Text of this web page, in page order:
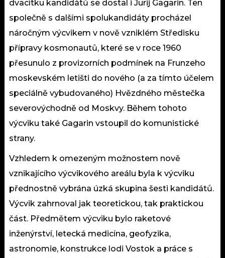
dvacítku kandidátů se dostal i Jurij Gagarin. Ten
společně s dalšími spolukandidáty procházel
náročným výcvikem v nově vzniklém Středisku
přípravy kosmonautů, které se v roce 1960
přesunulo z provizorních podmínek na Frunzeho
moskevském letišti do nového (a za tímto účelem
speciálně vybudovaného) Hvězdného městečka
severovýchodně od Moskvy. Během tohoto
výcviku také Gagarin vstoupil do komunistické
strany.
Vzhledem k omezeným možnostem nově
vznikajícího výcvikového areálu byla k výcviku
přednostně vybrána úzká skupina šesti kandidátů.
Výcvik zahrnoval jak teoretickou, tak praktickou
část. Předmětem výcviku bylo raketové
inženýrství, letecká medicína, geofyzika,
astronomie, konstrukce lodi Vostok a práce s